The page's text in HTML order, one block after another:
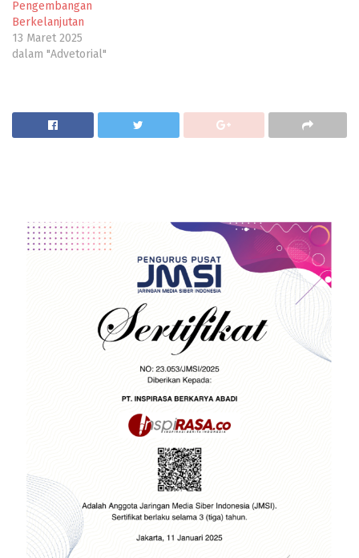
Pengembangan
Berkelanjutan
13 Maret 2025
dalam "Advetorial"